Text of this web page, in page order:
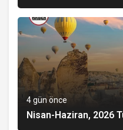
4 gün önce
Nisan-Haziran, 2026